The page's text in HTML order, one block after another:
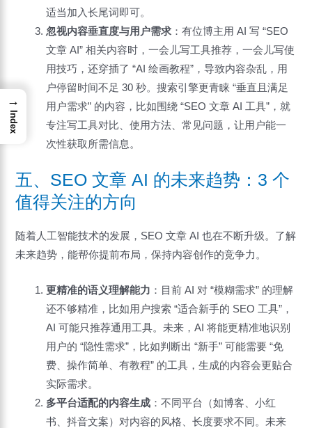
适当加入长尾词即可。
忽视内容垂直度与用户需求 ：有位博主用 AI 写 “SEO
文章 AI” 相关内容时，一会儿写工具推荐，一会儿写使
用技巧，还穿插了 “AI 绘画教程”，导致内容杂乱，用
户停留时间不足 30 秒。搜索引擎更青睐 “垂直且满足
用户需求” 的内容，比如围绕 “SEO 文章 AI 工具”，就
专注写工具对比、使用方法、常见问题，让用户能一
次性获取所需信息。
五、SEO 文章 AI 的未来趋势：3 个
值得关注的方向
随着人工智能技术的发展，SEO 文章 AI 也在不断升级。了解
未来趋势，能帮你提前布局，保持内容创作的竞争力。
更精准的语义理解能力 ：目前 AI 对 “模糊需求” 的理解
还不够精准，比如用户搜索 “适合新手的 SEO 工具”，
AI 可能只推荐通用工具。未来，AI 将能更精准地识别
用户的 “隐性需求”，比如判断出 “新手” 可能需要 “免
费、操作简单、有教程” 的工具，生成的内容会更贴合
实际需求。
多平台适配的内容生成 ：不同平台（如博客、小红
书、抖音文案）对内容的风格、长度要求不同。未来
→
Index